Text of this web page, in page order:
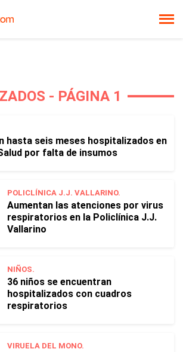
- PÁGINA 1
hasta seis meses hospitalizados en
por falta de insumos
POLICLÍNICA J.J. VALLARINO.
Aumentan las atenciones por virus
respiratorios en la Policlínica J.J.
Vallarino
NIÑOS.
36 niños se encuentran
hospitalizados con cuadros
respiratorios
VIRUELA DEL MONO.